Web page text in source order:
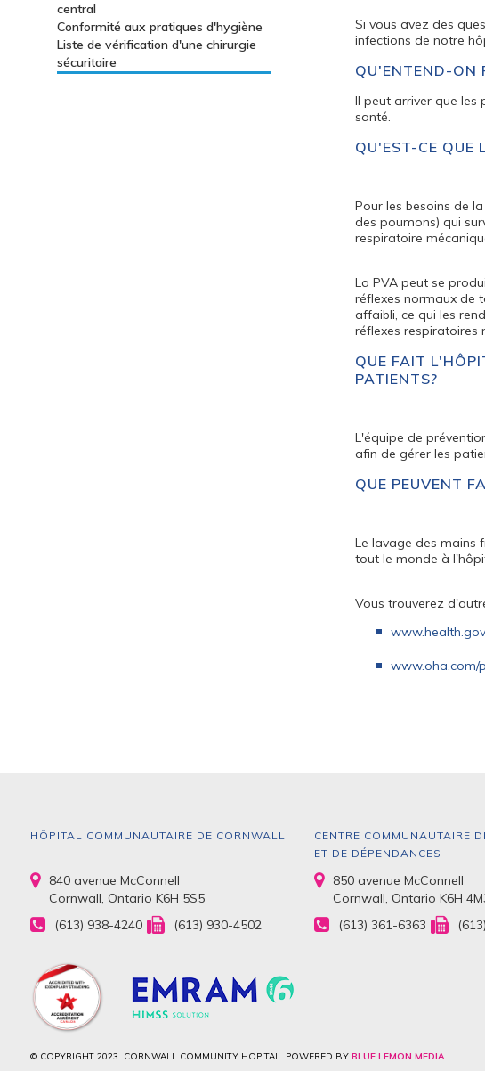
central
Conformité aux pratiques d'hygiène
Liste de vérification d'une chirurgie
sécuritaire
Si vous avez des
infections de notre
QU'ENTEND-ON
Il peut arriver que les
santé.
QU'EST-CE QUE
Pour les besoins de
des poumons) qui
respiratoire
La PVA peut se
réflexes normaux de
affaibli, ce qui les
réflexes respiratoires
QUE FAIT
PATIENTS?
L'équipe de
afin de gérer les
QUE PEUVENT
Le lavage des mains
tout le monde à
Vous trouverez
www.oha.com/
HÔPITAL COMMUNAUTAIRE DE CORNWALL
840 avenue McConnell
Cornwall, Ontario K6H 5S5
(613) 938-4240
(613) 930-4502
CENTRE COMMUNAUTAIRE
ET DE DÉPENDANCES
850 avenue McConnell
Cornwall, Ontario K6H
(613) 361-6363
© COPYRIGHT 2023. CORNWALL COMMUNITY HOPITAL. POWERED BY BLUE LEMON MEDIA